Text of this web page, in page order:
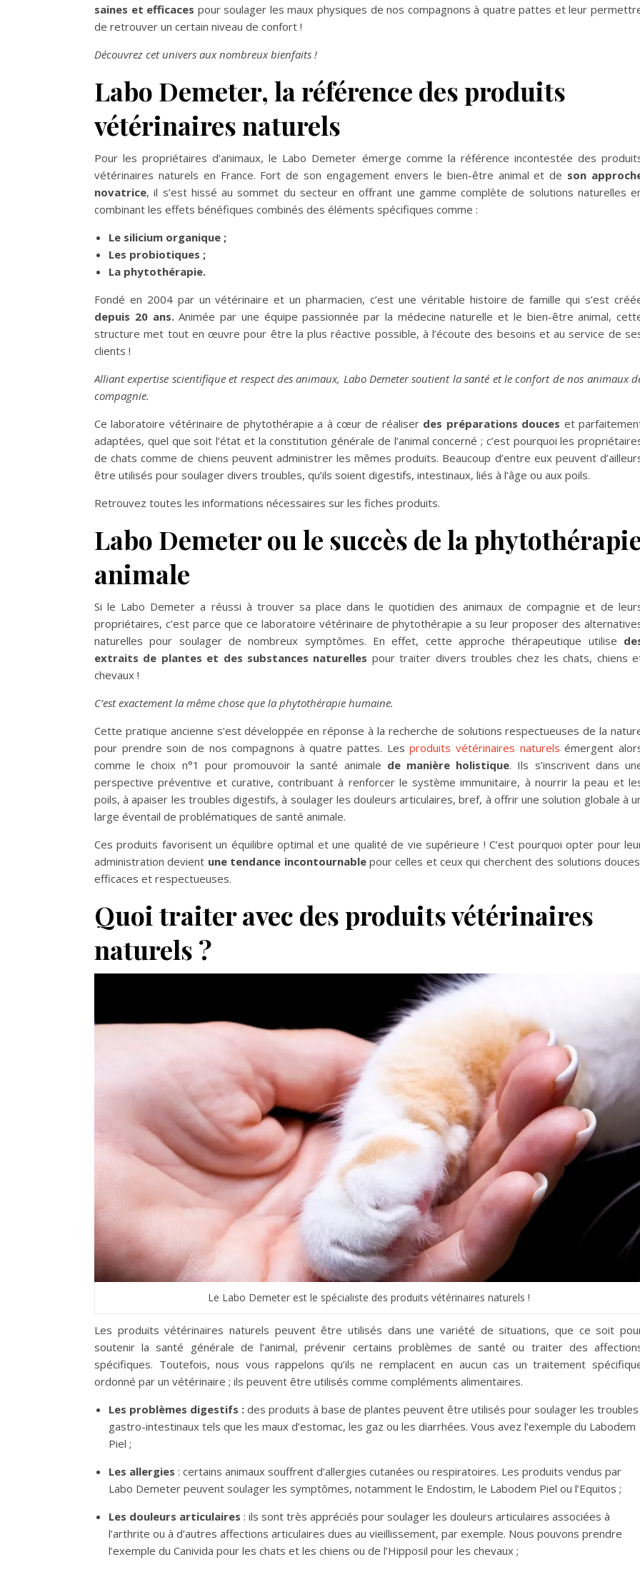
saines et efficaces pour soulager les maux physiques de nos compagnons à quatre pattes et leur
de retrouver un certain niveau de confort !
Découvrez cet univers aux nombreux bienfaits !
Labo Demeter, la référence des produits
vétérinaires naturels
Pour les propriétaires d’animaux, le Labo Demeter émerge comme la référence incontestée des
vétérinaires naturels en France. Fort de son engagement envers le bien-être animal et de son
novatrice, il s’est hissé au sommet du secteur en offrant une gamme complète de solutions naturelles
combinant les effets bénéfiques combinés des éléments spécifiques comme :
Le silicium organique ;
Les probiotiques ;
La phytothérapie.
Fondé en 2004 par un vétérinaire et un pharmacien, c’est une véritable histoire de famille qui s’est
depuis 20 ans.Animée par une équipe passionnée par la médecine naturelle et le bien-être animal,
structure met tout en œuvre pour être la plus réactive possible, à l’écoute des besoins et au service de
clients !
Alliant expertise scientifique et respect des animaux, Labo Demeter soutient la santé et le confort de nos animaux
compagnie.
Ce laboratoire vétérinaire de phytothérapie a à cœur de réaliser des préparations douces et
adaptées, quel que soit l’état et la constitution générale de l’animal concerné ; c’est pourquoi les
de chats comme de chiens peuvent administrer les mêmes produits. Beaucoup d’entre eux peuvent
être utilisés pour soulager divers troubles, qu’ils soient digestifs, intestinaux, liés à l’âge ou aux poils.
Retrouvez toutes les informations nécessaires sur les fiches produits.
Labo Demeter ou le succès de la
animale
Si le Labo Demeter a réussi à trouver sa place dans le quotidien des animaux de compagnie et de
propriétaires, c’est parce que ce laboratoire vétérinaire de phytothérapie a su leur proposer des
naturelles pour soulager de nombreux symptômes. En effet, cette approche thérapeutique utilise
extraits de plantes et des substances naturelles pour traiter divers troubles chez les chats, chiens
chevaux !
C’est exactement la même chose que la phytothérapie humaine.
Cette pratique ancienne s’est développée en réponse à la recherche de solutions respectueuses de la
pour prendre soin de nos compagnons à quatre pattes. Les produits vétérinaires naturels émergent
comme le choix n°1 pour promouvoir la santé animale de manière holistique. Ils s’inscrivent dans
perspective préventive et curative, contribuant à renforcer le système immunitaire, à nourrir la peau et
poils, à apaiser les troubles digestifs, à soulager les douleurs articulaires, bref, à offrir une solution globale à
large éventail de problématiques de santé animale.
Ces produits favorisent un équilibre optimal et une qualité de vie supérieure ! C’est pourquoi opter pour
administration devient une tendance incontournable pour celles et ceux qui cherchent des solutions
efficaces et respectueuses.
Quoi traiter avec des produits vétérinaires
naturels ?
Le Labo Demeter est le spécialiste des produits vétérinaires naturels !
Les produits vétérinaires naturels peuvent être utilisés dans une variété de situations, que ce soit
soutenir la santé générale de l’animal, prévenir certains problèmes de santé ou traiter des
spécifiques. Toutefois, nous vous rappelons qu’ils ne remplacent en aucun cas un traitement
ordonné par un vétérinaire ; ils peuvent être utilisés comme compléments alimentaires.
Les problèmes digestifs : des produits à base de plantes peuvent être utilisés pour soulager les troubles
gastro-intestinaux tels que les maux d’estomac, les gaz ou les diarrhées. Vous avez l’exemple du Labodem
Piel ;
Les allergies : certains animaux souffrent d’allergies cutanées ou respiratoires. Les produits vendus par
Labo Demeter peuvent soulager les symptômes, notamment le Endostim, le Labodem Piel ou l’Equitos ;
Les douleurs articulaires : ils sont très appréciés pour soulager les douleurs articulaires associées à
l’arthrite ou à d’autres affections articulaires dues au vieillissement, par exemple. Nous pouvons prendre
l’exemple du Canivida pour les chats et les chiens ou de l’Hipposil pour les chevaux ;